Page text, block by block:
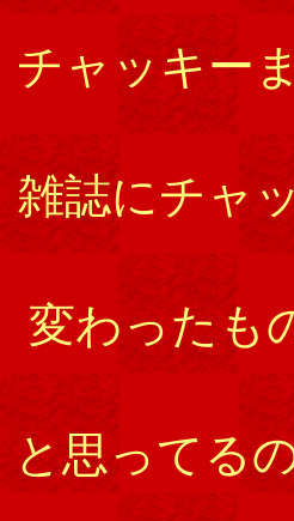
チャッキー
雑誌にチャ
変わったも
と思ってる